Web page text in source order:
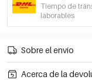
Tiempo de
laborables
Sobre el envío
Acerca de la